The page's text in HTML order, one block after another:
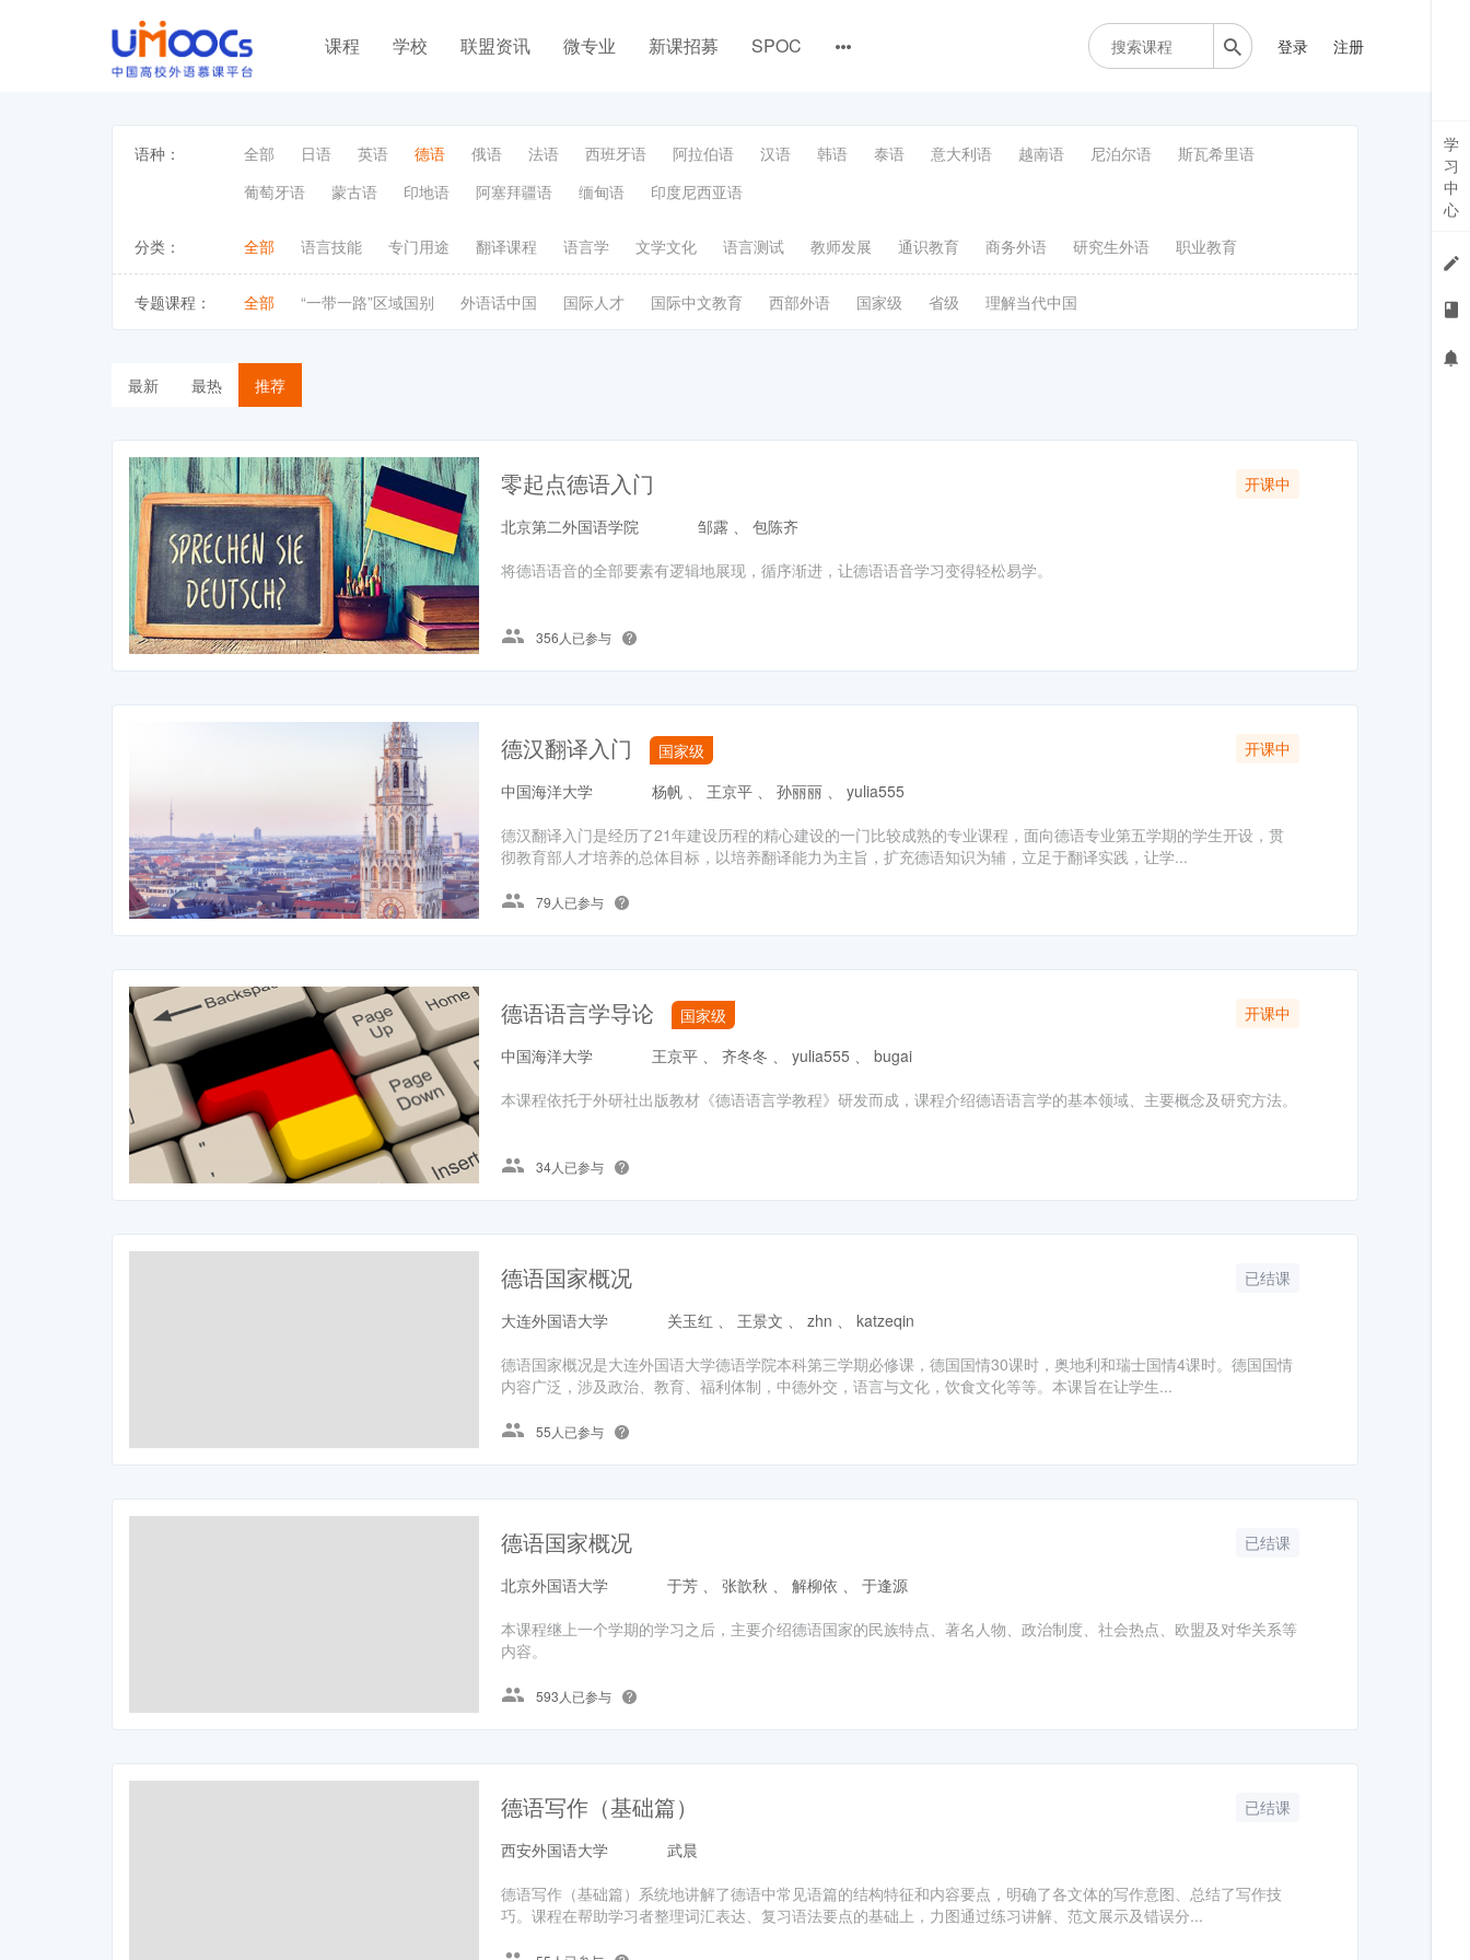
课程 学校 联盟资讯 微专业 新课招募 SPOC 登录 注册
语种： 全部 日语 英语 德语 俄语 法语 西班牙语 阿拉伯语 汉语 韩语 泰语 意大利语 越南语 尼泊尔语
斯瓦希里语
葡萄牙语
蒙古语 印地语 阿塞拜疆语 缅甸语 印度尼西亚语
分类： 全部 语言技能 专门用途 翻译课程 语言学 文学文化 语言测试 教师发展 通识教育 商务外语 研究生外语 职业教育
专题课程： 全部 “一带一路”区域国别 外语话中国 国际人才 国际中文教育 西部外语 国家级 省级 理解当代中国
最新 最热 推荐
零起点德语入门
开课中
北京第二外国语学院
邹露 、 包陈齐
将德语语音的全部要素有逻辑地展现，循序渐进，让德语语音学习变得轻松易学。
356人已参与
德汉翻译入门 国家级
开课中
中国海洋大学
杨帆 、 王京平 、 孙丽丽 、 yulia555
德汉翻译入门是经历了21年建设历程的精心建设的一门比较成熟的专业课程，面向德语专业第五学期的学生开设，贯
彻教育部人才培养的总体目标，以培养翻译能力为主旨，扩充德语知识为辅，立足于翻译实践，让学...
79人已参与
德语语言学导论 国家级
开课中
中国海洋大学
王京平 、 齐冬冬 、 yulia555 、 bugai
本课程依托于外研社出版教材《德语语言学教程》研发而成，课程介绍德语语言学的基本领域、主要概念及研究方法。
34人已参与
德语国家概况
已结课
大连外国语大学
关玉红 、 王景文 、 zhn 、 katzeqin
德语国家概况是大连外国语大学德语学院本科第三学期必修课，德国国情30课时，奥地利和瑞士国情4课时。德国国情
内容广泛，涉及政治、教育、福利体制，中德外交，语言与文化，饮食文化等等。本课旨在让学生...
55人已参与
德语国家概况
已结课
北京外国语大学
于芳 、 张歆秋 、 解柳依 、 于逢源
本课程继上一个学期的学习之后，主要介绍德语国家的民族特点、著名人物、政治制度、社会热点、欧盟及对华关系等
内容。
593人已参与
德语写作（基础篇）
已结课
西安外国语大学
武晨
德语写作（基础篇）系统地讲解了德语中常见语篇的结构特征和内容要点，明确了各文体的写作意图、总结了写作技
巧。课程在帮助学习者整理词汇表达、复习语法要点的基础上，力图通过练习讲解、范文展示及错误分...
学
习
中
心